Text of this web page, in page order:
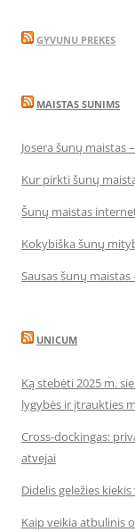
GYVUNU PREKES
MAISTAS SUNIMS
Josera šunų maistas
Kur pirkti šunų
Šunų maistas
Kokybiška šunų
Sausas šunų
UNICUM
Ką stebėti 2025 m.
lygybės ir įtraukties
Cross-dockingas:
atvejai
Didelis geležies
Kaip veikia atbulinis